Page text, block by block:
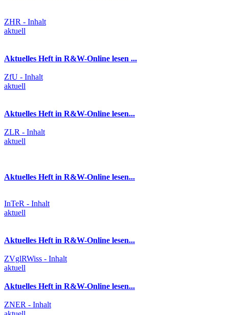
ZHR - Inhalt
aktuell
Aktuelles Heft in R&W-Online lesen ...
ZfU - Inhalt
aktuell
Aktuelles Heft in R&W-Online lesen...
ZLR - Inhalt
aktuell
Aktuelles Heft in R&W-Online lesen...
InTeR - Inhalt
aktuell
Aktuelles Heft in R&W-Online lesen...
ZVglRWiss - Inhalt
aktuell
Aktuelles Heft in R&W-Online lesen...
ZNER - Inhalt